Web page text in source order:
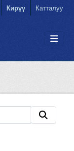
Кирүү Катталуу